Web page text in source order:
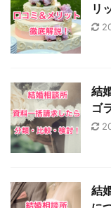
リ
結
ゴ
結